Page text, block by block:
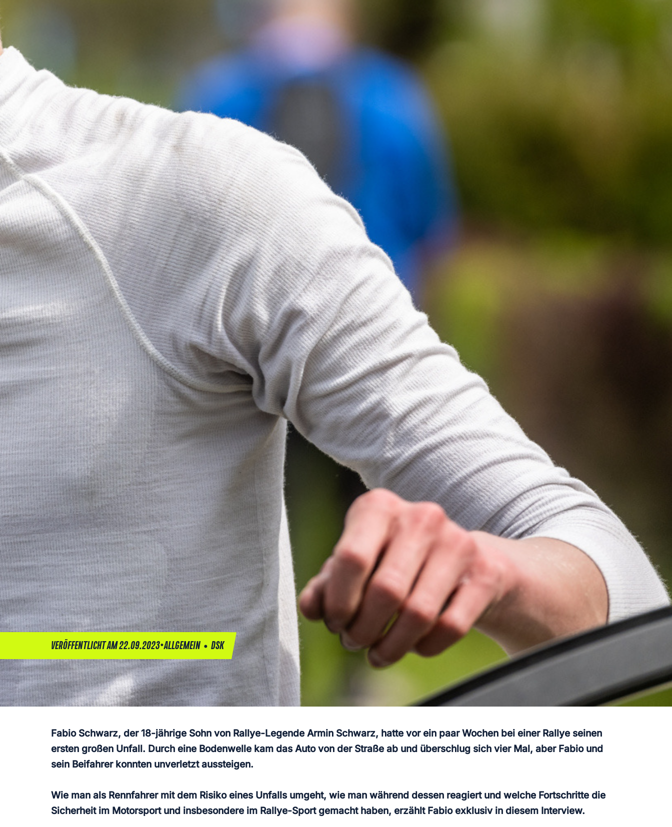
VERÖFFENTLICHT AM 22.09.2023•ALLGEMEIN • DSK
Fabio Schwarz, der 18-jährige Sohn von Rallye-Legende Armin Schwarz, hatte vor ein paar Wochen bei einer Rallye seinen
ersten großen Unfall. Durch eine Bodenwelle kam das Auto von der Straße ab und überschlug sich vier Mal, aber Fabio und
sein Beifahrer konnten unverletzt aussteigen.
Wie man als Rennfahrer mit dem Risiko eines Unfalls umgeht, wie man während dessen reagiert und welche Fortschritte die
Sicherheit im Motorsport und insbesondere im Rallye-Sport gemacht haben, erzählt Fabio exklusiv in diesem Interview.